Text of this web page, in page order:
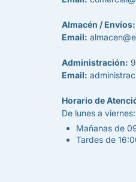
Almacén / Envíos:
Email:
Administración:
Email:
Horario de
De lunes a viernes:
Mañanas de
Tardes de